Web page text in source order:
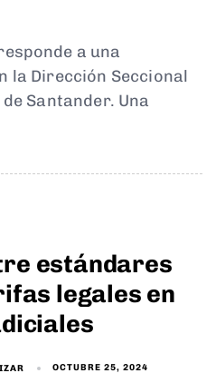
a una
la Dirección Seccional
Santander. Una
estándares
legales en
OCTUBRE 25, 2024